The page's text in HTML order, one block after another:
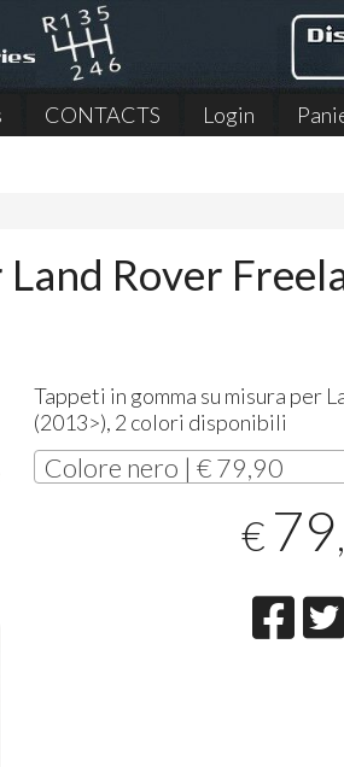
CONTACTS Login
Rover
Tappeti in gomma su misura per
(2013>), 2 colori disponibili
Colore nero | € 79,90
€ 79